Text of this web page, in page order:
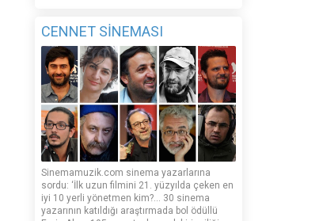
CENNET SİNEMASI
Sinemamuzik.com sinema yazarlarına
sordu: ‘İlk uzun filmini 21. yüzyılda çeken en
iyi 10 yerli yönetmen kim?... 30 sinema
yazarının katıldığı araştırmada bol ödüllü